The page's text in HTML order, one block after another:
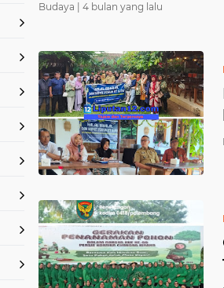
Budaya | 4 bulan yang lalu